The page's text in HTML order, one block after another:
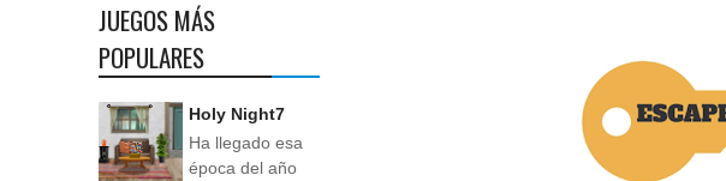
JUEGOS MÁS
POPULARES
Holy Night7
Ha llegado esa
época del año